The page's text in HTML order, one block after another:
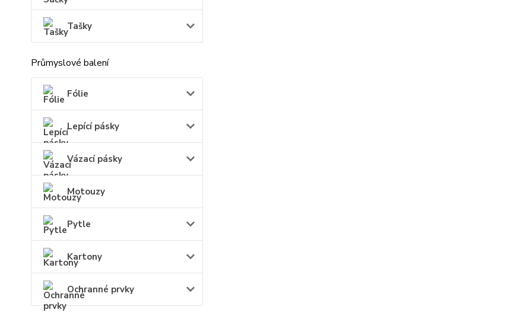
Tašky
Průmyslové balení
Fólie
Lepící pásky
Vázací pásky
Motouzy
Pytle
Kartony
Ochranné prvky